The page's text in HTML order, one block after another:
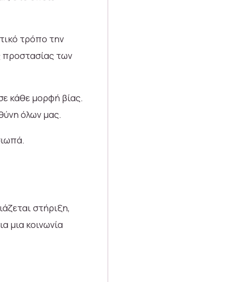
τρόπο την
προστασίας των
κάθε μορφή βίας.
όλων μας.
στήριξη,
μια κοινωνία